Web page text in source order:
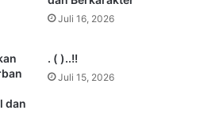
Juli 16, 2026
dan
. ( )..!!
Juli 15, 2026